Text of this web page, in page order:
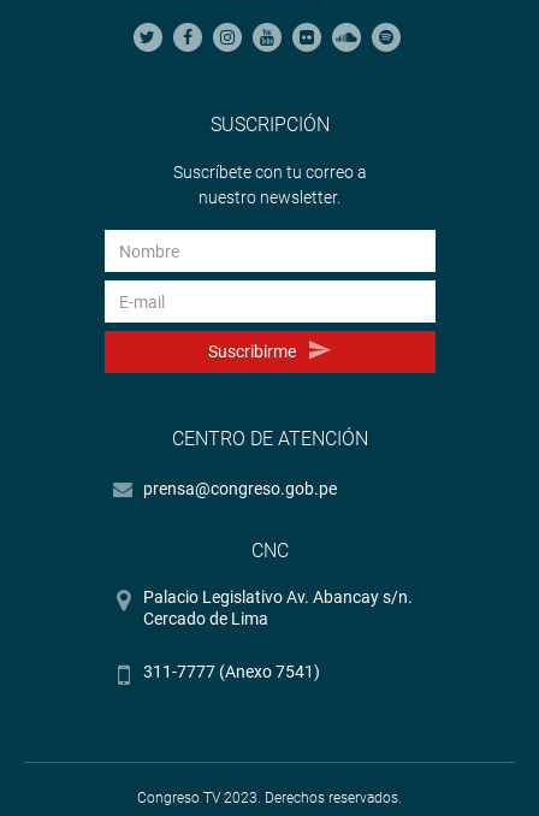
SUSCRIPCIÓN
Suscríbete con tu correo a
nuestro newsletter.
Suscribirme
CENTRO DE ATENCIÓN
prensa@congreso.gob.pe
CNC
Palacio Legislativo Av. Abancay s/n.
Cercado de Lima
311-7777 (Anexo 7541)
Congreso TV 2023. Derechos reservados.